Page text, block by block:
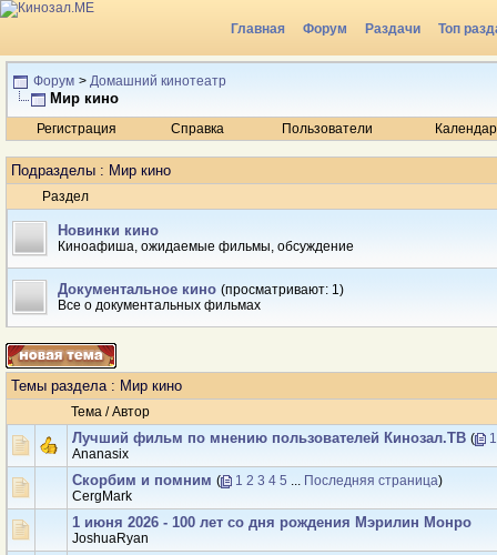
Главная Форум Раздачи Топ
Радио
Форум > Домашний кинотеатр
Мир кино
Регистрация Справка Пользователи
Подразделы : Мир кино
Раздел
Новинки кино
Киноафиша, ожидаемые фильмы, обсуждение
Документальное кино (просматривают: 1)
Все о документальных фильмах
Темы раздела: Мир кино
Тема /Автор
Лучший фильм по мнению пользователей Кинозал.ТВ (
1
Ananasix
Скорбим и помним ( 1 2 3 4 5 ... Последняя страница)
CergMark
1 июня 2026 - 100 лет со дня рождения Мэрилин Монро
JoshuaRyan